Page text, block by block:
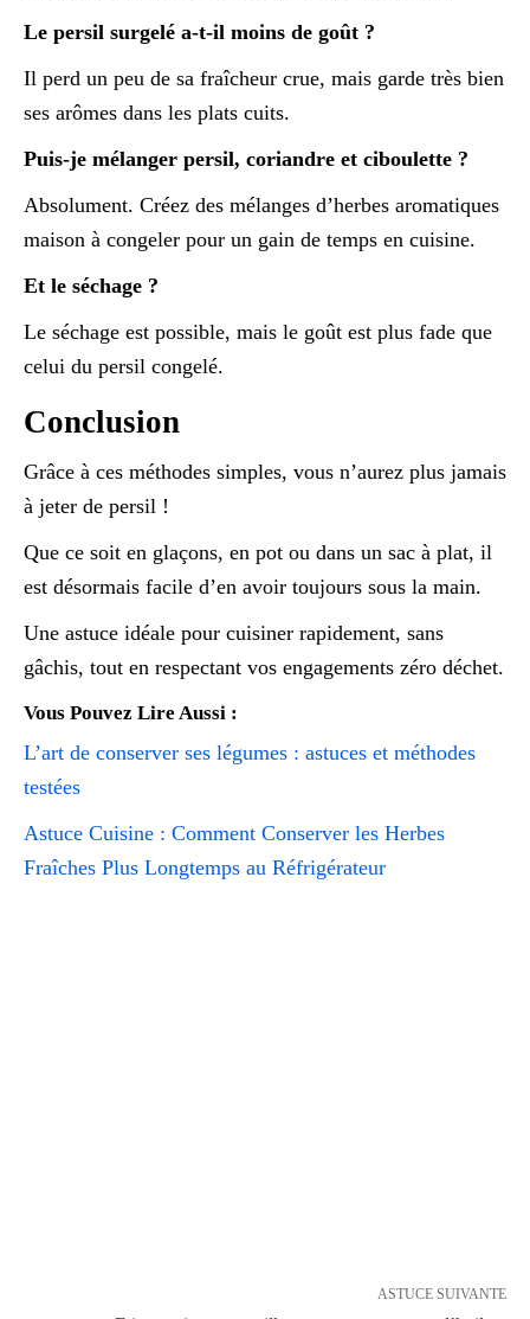
Le persil surgelé a-t-il moins de goût ?
Il perd un peu de sa fraîcheur crue, mais garde très bien
ses arômes dans les plats cuits.
Puis-je mélanger persil, coriandre et ciboulette ?
Absolument. Créez des mélanges d’herbes aromatiques
maison à congeler pour un gain de temps en cuisine.
Et le séchage ?
Le séchage est possible, mais le goût est plus fade que
celui du persil congelé.
Conclusion
Grâce à ces méthodes simples, vous n’aurez plus jamais
à jeter de persil !
Que ce soit en glaçons, en pot ou dans un sac à plat, il
est désormais facile d’en avoir toujours sous la main.
Une astuce idéale pour cuisiner rapidement, sans
gâchis, tout en respectant vos engagements zéro déchet.
Vous Pouvez Lire Aussi :
L’art de conserver ses légumes : astuces et méthodes
testées
Astuce Cuisine : Comment Conserver les Herbes
Fraîches Plus Longtemps au Réfrigérateur
ASTUCE SUIVANTE